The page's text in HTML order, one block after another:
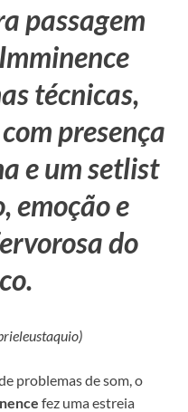
passagem
técnicas,
presença
e um setlist
emoção e
do
problemas de som, o
fez uma estreia